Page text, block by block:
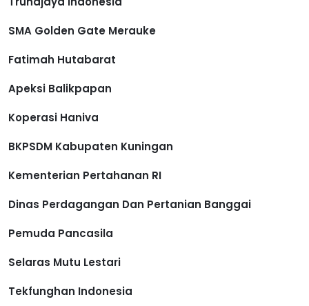
SMA Golden Gate Merauke
Fatimah Hutabarat
Apeksi Balikpapan
Koperasi Haniva
BKPSDM Kabupaten Kuningan
Kementerian Pertahanan RI
Dinas Perdagangan Dan Pertanian Banggai
Pemuda Pancasila
Selaras Mutu Lestari
Tekfunghan Indonesia